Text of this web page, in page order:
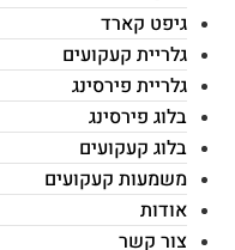
גיפט קארד
גלריית קעקועים
גלריית פירסינג
בלוג פירסינג
בלוג קעקועים
משמעות קעקועים
אודות
צור קשר